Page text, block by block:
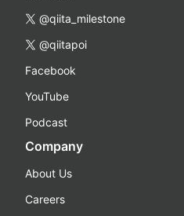
@qiita_milestone
@qiitapoi
Facebook
YouTube
Podcast
Company
About Us
Careers